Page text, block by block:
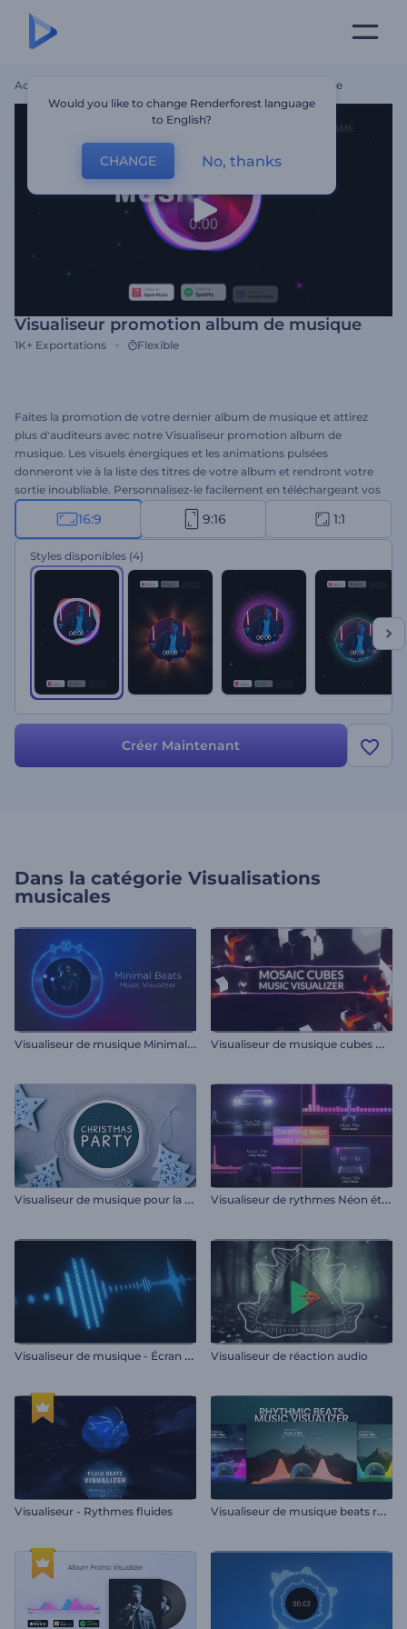
Accueil Visualiseur Promotion Album De Musique
Visualiseur promotion album de musique
1K+ Exportations Flexible
Faites la promotion de votre dernier album de musique et attirez
plus d'auditeurs avec notre Visualiseur promotion album de
musique. Les visuels énergiques et les animations pulsées
donneront vie à la liste des titres de votre album et rendront votre
sortie inoubliable. Personnalisez-le facilement en téléchargeant vos
morceaux de musique, en ajoutant les noms de l'album et de la
liste des pistes, et en choisissant le style qui correspond à
l'ambiance de votre musique. Parfait pour la promotion d'un
album, la sortie d'un nouveau single, les vidéos d'une chaîne
musicale ou tout autre projet musical. Créez dès maintenant !
16:9 9:16 1:1
Styles disponibles (4)
Créer Maintenant
Dans la catégorie Visualisations
musicales
V
isualiseur de musique Minimal Beats V
isualiseur de musique cubes mosaïques
V
isualiseur de musique pour la fête de Noël V
isualiseur de rythmes Néon étincelant
V
isualiseur de musique - Écran LCD Visualiseur de réaction audio
Visualiseur - Rythmes fluides V
isualiseur de musique beats rhytmiques
Would you like to change Renderforest language
to English?
CHANGE No, thanks